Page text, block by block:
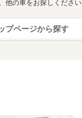
他の車をお探しください
プページから探す